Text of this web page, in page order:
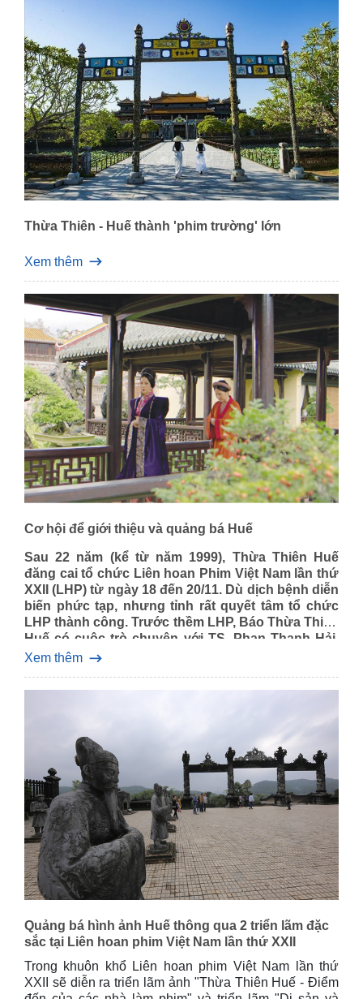
Thừa Thiên - Huế thành 'phim trường' lớn
Xem thêm
Cơ hội để giới thiệu và quảng bá Huế
Sau 22 năm (kể từ năm 1999), Thừa Thiên Huế
đăng cai tổ chức Liên hoan Phim Việt Nam lần thứ
XXII (LHP) từ ngày 18 đến 20/11. Dù dịch bệnh diễn
biến phức tạp, nhưng tỉnh rất quyết tâm tổ chức
LHP thành công. Trước thềm LHP, Báo Thừa Thiên
Huế có cuộc trò chuyện với TS. Phan Thanh Hải,
Giám đốc Sở Văn hóa & Thể thao, Phó Trưởng ban
Nam lần thứ XXII của tỉnh Thừa Thiên Huế, xung
Xem thêm
Quảng bá hình ảnh Huế thông qua 2 triển lãm đặc
sắc tại Liên hoan phim Việt Nam lần thứ XXII
Trong khuôn khổ Liên hoan phim Việt Nam lần thứ
XXII sẽ diễn ra triển lãm ảnh "Thừa Thiên Huế - Điểm